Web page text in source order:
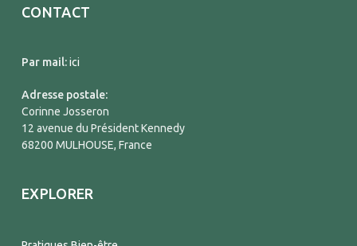
CONTACT
Par mail:ici
Adresse postale:
Corinne Josseron
12 avenue du Président Kennedy
68200 MULHOUSE, France
EXPLORER